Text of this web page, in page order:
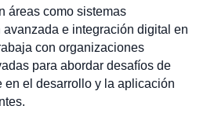
áreas como sistemas
e integración digital en
con organizaciones
para abordar desafíos de
en el desarrollo y la aplicación